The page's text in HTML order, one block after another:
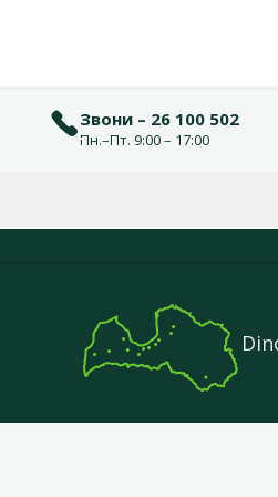
Звони – 26 100 502
Пн.–Пт. 9:00 – 17:00